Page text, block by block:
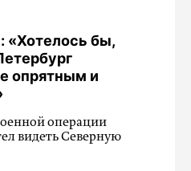
«Хотелось бы,
опрятным и
операции
видеть Северную